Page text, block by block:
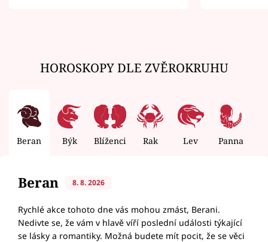
HOROSKOPY DLE ZVĚROKRUHU
Beran Býk Blíženci Rak Lev Panna
Beran 8. 8. 2026
Rychlé akce tohoto dne vás mohou zmást, Berani.
Nedivte se, že vám v hlavě víří poslední události týkající
se lásky a romantiky. Možná budete mít pocit, že se věci